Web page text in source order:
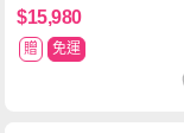
$15,980
贈 免運